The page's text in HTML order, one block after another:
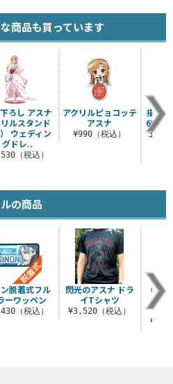
商品も買っています
ろし アスナ
ルスタンド
） ウェディン
グドレ..
（税込）
アクリルピョコッテ
アスナ
¥990（税込）
描き
65mm
ェデ
の商品
脱着式フル
ーワッペン
（税込）
閃光のアスナ ドラ
イTシャツ
¥3,520（税込）
《黒
ル